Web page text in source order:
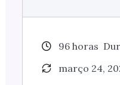
96horas
março 24,